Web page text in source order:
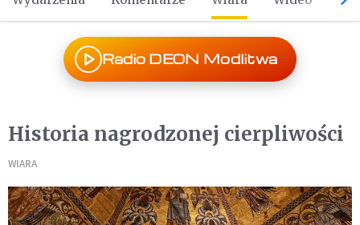
Radio DEON Modlitwa
Historia nagrodzonej cierpliwości
WIARA